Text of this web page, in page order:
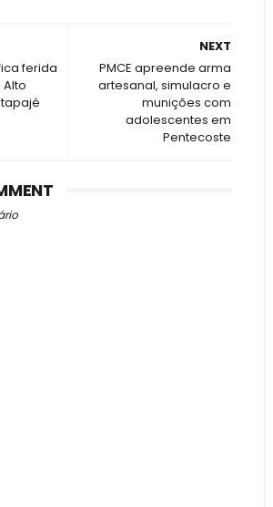
NEXT
PMCE apreende arma
artesanal, simulacro e
munições com
adolescentes em
Pentecoste
ferida